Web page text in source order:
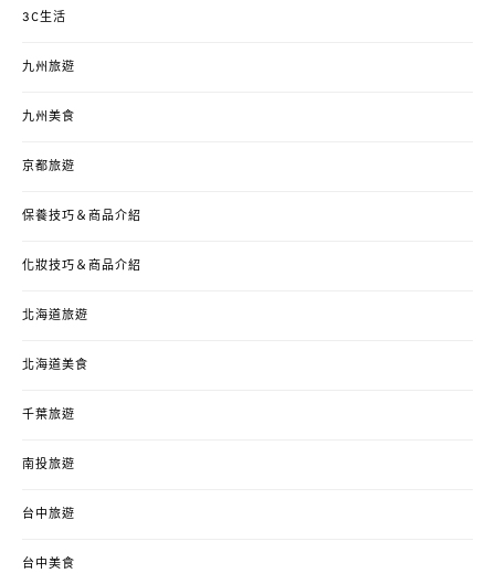
3C生活
九州旅遊
九州美食
京都旅遊
保養技巧＆商品介紹
化妝技巧＆商品介紹
北海道旅遊
北海道美食
千葉旅遊
南投旅遊
台中旅遊
台中美食